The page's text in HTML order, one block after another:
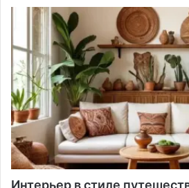
Интерьер в стиле